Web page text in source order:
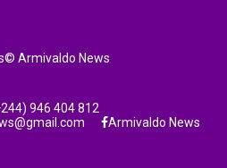
Armivaldo News
946 404 812
Armivaldo News